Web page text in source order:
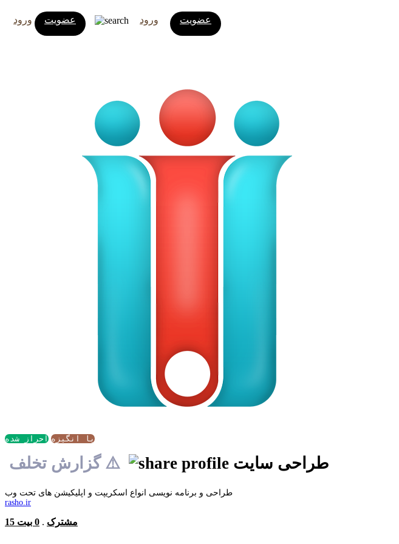
ورود عضویت ورود عضویت
با انگیزه احراز شده
طراحی سایت ⚠️ گزارش تخلف
طراحی و برنامه نویسی انواع اسکریپت و اپلیکیشن های تحت وب
rasho.ir
15 مشترک . 0 بیت